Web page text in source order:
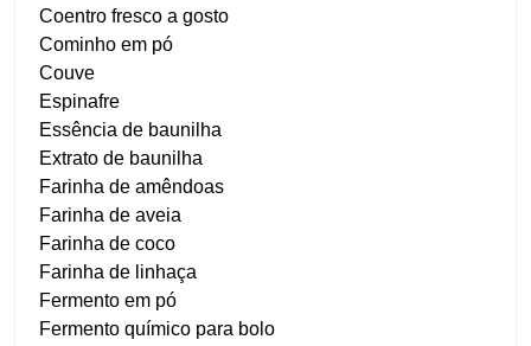
Coentro fresco a gosto
Cominho em pó
Couve
Espinafre
Essência de baunilha
Extrato de baunilha
Farinha de amêndoas
Farinha de aveia
Farinha de coco
Farinha de linhaça
Fermento em pó
Fermento químico para bolo